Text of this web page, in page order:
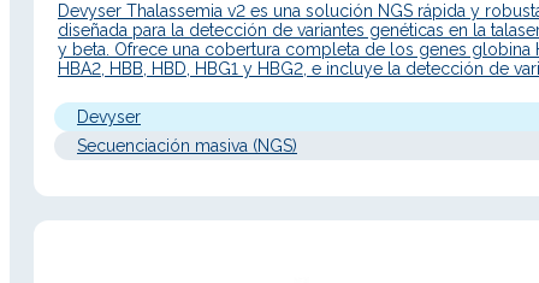
Devyser Thalassemia v2 es una solución NGS rápida y
diseñada para la detección de variantes genéticas en la
y beta. Ofrece una cobertura completa de los genes globina
HBA2, HBB, HBD, HBG1 y HBG2, e incluye la detección de
inserciones/deleciones (Indels) y variaciones…
Devyser
Secuenciación masiva (NGS)